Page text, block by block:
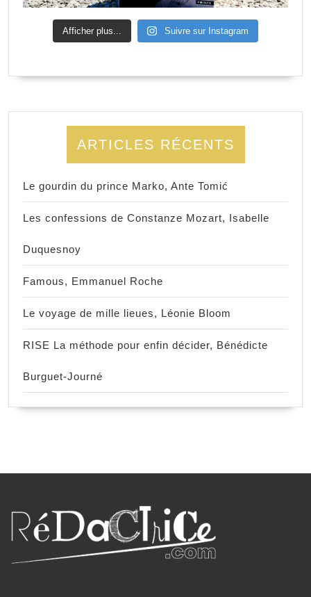
Afficher plus... Suivre sur Instagram
ARTICLES RÉCENTS
Le gourdin du prince Marko, Ante Tomić
Les confessions de Constanze Mozart, Isabelle
Duquesnoy
Famous, Emmanuel Roche
Le voyage de mille lieues, Léonie Bloom
RISE La méthode pour enfin décider, Bénédicte
Burguet-Journé